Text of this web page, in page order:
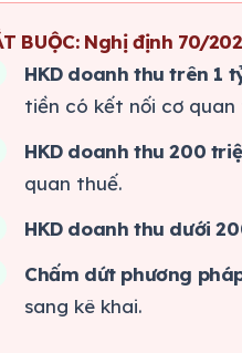
BUỘC: Nghị định 70/
HKD doanh thu trên 1
tiền có kết nối cơ quan
HKD doanh thu 200
quan thuế.
HKD doanh thu dưới
Chấm dứt phương
sang kê khai.